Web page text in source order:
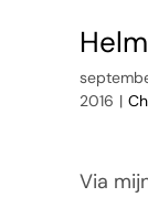
Over Gerard
Tarieven
2016 |
Via